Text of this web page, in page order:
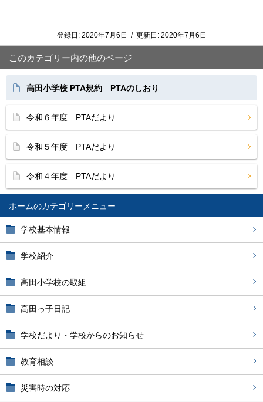
ホーム
学校基本情報
学校紹介
高田小学校の取組
高田っ子日記
学校だより・学校からのお知らせ
教育相談
災害時の対応
登録日: 2020年7月6日 / 更新日: 2020年7月6日
このカテゴリー内の他のページ
高田小学校 PTA規約 PTAのしおり
令和６年度 PTAだより
令和５年度 PTAだより
令和４年度 PTAだより